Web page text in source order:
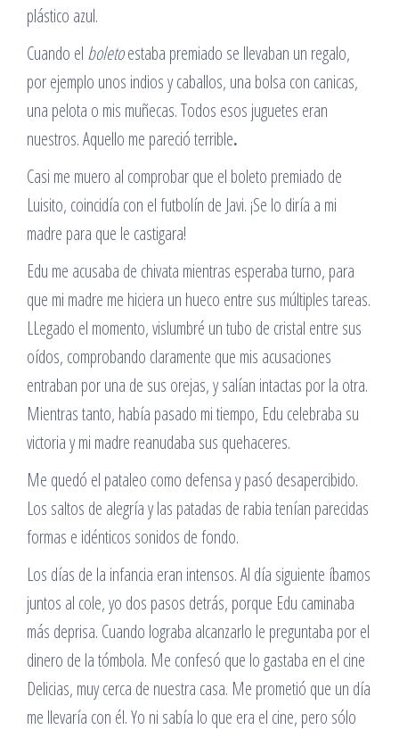
plástico azul.
Cuando el boletoestaba premiado se llevaban un regalo,
por ejemplo unos indios y caballos, una bolsa con canicas,
una pelota o mis muñecas. Todos esos juguetes eran
nuestros. Aquello me pareció terrible.
Casi me muero al comprobar que el boleto premiado de
Luisito, coincidía con el futbolín de Javi. ¡Se lo diría a mi
madre para que le castigara!
Edu me acusaba de chivata mientras esperaba turno, para
que mi madre me hiciera un hueco entre sus múltiples tareas.
LLegado el momento, vislumbré un tubo de cristal entre sus
oídos, comprobando claramente que mis acusaciones
entraban por una de sus orejas, y salían intactas por la otra.
Mientras tanto, había pasado mi tiempo, Edu celebraba su
victoria y mi madre reanudaba sus quehaceres.
Me quedó el pataleo como defensa y pasó desapercibido.
Los saltos de alegría y las patadas de rabia tenían parecidas
formas e idénticos sonidos de fondo.
Los días de la infancia eran intensos. Al día siguiente íbamos
juntos al cole, yo dos pasos detrás, porque Edu caminaba
más deprisa. Cuando lograba alcanzarlo le preguntaba por el
dinero de la tómbola. Me confesó que lo gastaba en el cine
Delicias, muy cerca de nuestra casa. Me prometió que un día
me llevaría con él. Yo ni sabía lo que era el cine, pero sólo